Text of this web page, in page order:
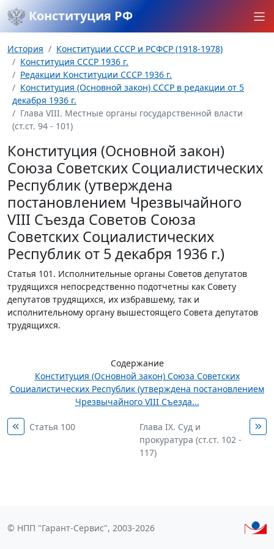
Конституция РФ
История
Конституции СССР и РСФСР (1918-1978)
Конституция СССР 1936 г.
Редакции Конституции СССР 1936 г.
Конституция (Основной закон) СССР в редакции от 5
декабря 1936 г.
Глава VIII. Местные органы государственной власти
(ст.ст. 94 - 101)
Конституция (Основной закон)
Союза Советских Социалистических
Республик (утверждена
постановлением Чрезвычайного
VIII Съезда Советов Союза
Советских Социалистических
Республик от 5 декабря 1936 г.)
Статья 101. Исполнительные органы Советов депутатов
трудящихся непосредственно подотчетны как Совету
депутатов трудящихся, их избравшему, так и
исполнительному органу вышестоящего Совета депутатов
трудящихся.
Содержание
Конституция (Основной закон) Союза Советских
Социалистических Республик (утверждена постановлением
Чрезвычайного VIII Съезда...
Статья 100
Глава IX. Суд и
прокуратура (ст.ст. 102 -
117)
© НПП "Гарант-Сервис", 2003-2026